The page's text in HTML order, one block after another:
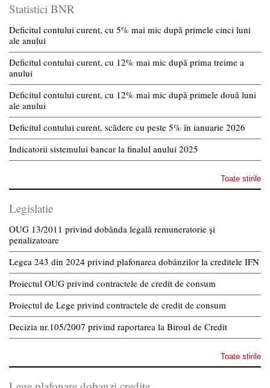
Statistici BNR
Deficitul contului curent, cu 5% mai mic după primele cinci luni
ale anului
Deficitul contului curent, cu 12% mai mic după prima treime a
anului
Deficitul contului curent, cu 12% mai mic după primele două luni
ale anului
Deficitul contului curent, scădere cu peste 5% în ianuarie 2026
Indicatorii sistemului bancar la finalul anului 2025
Toate stirile
Legislatie
OUG 13/2011 privind dobânda legală remuneratorie și
penalizatoare
Legea 243 din 2024 privind plafonarea dobânzilor la creditele IFN
Proiectul OUG privind contractele de credit de consum
Proiectul de Lege privind contractele de credit de consum
Decizia nr.105/2007 privind raportarea la Biroul de Credit
Toate stirile